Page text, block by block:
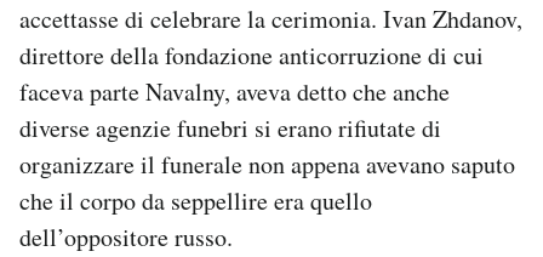
accettasse di celebrare la cerimonia. Ivan Zhdanov,
direttore della fondazione anticorruzione di cui
faceva parte Navalny, aveva detto che anche
diverse agenzie funebri si erano rifiutate di
organizzare il funerale non appena avevano saputo
che il corpo da seppellire era quello
dell’oppositore russo.